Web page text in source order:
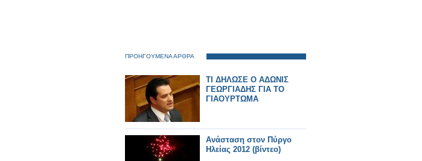
ΠΡΟΗΓΟΥΜΕΝΑ ΑΡΘΡΑ
TΙ ΔΗΛΩΣΕ Ο ΑΔΩΝΙΣ
ΓΕΩΡΓΙΑΔΗΣ ΓΙΑ ΤΟ
ΓΙΑΟΥΡΤΩΜΑ
Ανάσταση στον Πύργο
Ηλείας 2012 (βίντεο)